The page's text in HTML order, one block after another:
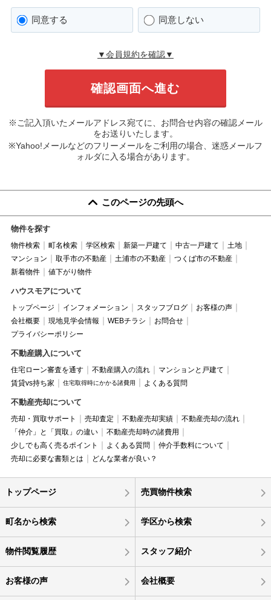
同意する 同意しない
▼会員規約を確認▼
※ご記入頂いたメールアドレス宛てに、お問合せ内容の確認メール
をお送りいたします。
※Yahoo!メールなどのフリーメールをご利用の場合、迷惑メールフ
ォルダに入る場合があります。
このページの先頭へ
物件を探す
物件検索 町名検索 学区検索 新築一戸建て 中古一戸建て
土地
マンション
取手市の不動産 土浦市の不動産
つくば市の不動産
新着物件
値下がり物件
ハウスモアについて
トップページ インフォメーション スタッフブログ
お客様の声
会社概要
現地見学会情報 WEBチラシ
お問合せ
プライバシーポリシー
不動産購入について
住宅ローン審査を通す 不動産購入の流れ
マンションと戸建て
賃貸vs持ち家
住宅取得時にかかる諸費用 よくある質問
不動産売却について
売却・買取サポート 売却査定 不動産売却実績
不動産売却の流れ
「仲介」と「買取」の違い
不動産売却時の諸費用
少しでも高く売るポイント
よくある質問
仲介手数料について
売却に必要な書類とは
どんな業者が良い？
トップページ 売買物件検索
町名から検索 学区から検索
物件閲覧履歴 スタッフ紹介
お客様の声 会社概要